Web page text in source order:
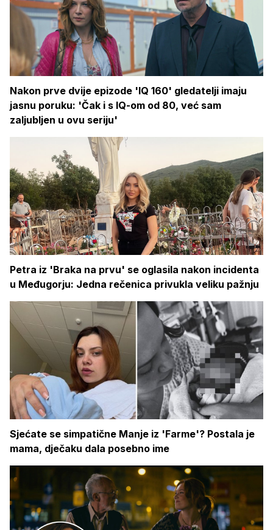
Nakon prve dvije epizode 'IQ 160' gledatelji imaju
jasnu poruku: 'Čak i s IQ-om od 80, već sam
zaljubljen u ovu seriju'
Petra iz 'Braka na prvu' se oglasila nakon incidenta
u Međugorju: Jedna rečenica privukla veliku pažnju
Sjećate se simpatične Manje iz 'Farme'? Postala je
mama, dječaku dala posebno ime